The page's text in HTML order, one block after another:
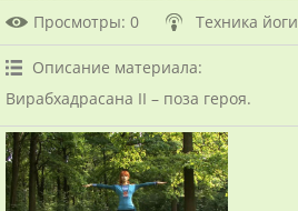
Просмотры: 0 Техника йоги
Описание материала:
Вирабхадрасана II – поза героя.